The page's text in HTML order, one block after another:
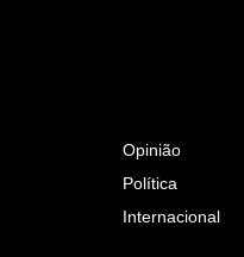
Opinião
Política
Internacional